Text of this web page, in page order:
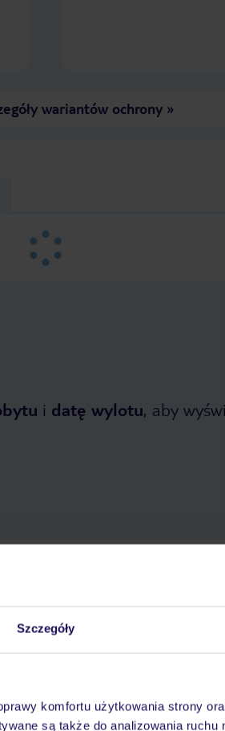
Szczegóły
komfortu użytkowania strony
są także do analizowania ruchu
wariantów ochrony»
i datę wylotu, aby
warto wybrać TUI?
wakacjach 24/7